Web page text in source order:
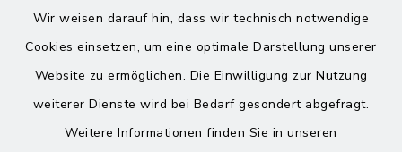
Wir weisen darauf hin, dass wir technisch notwendige
Cookies einsetzen, um eine optimale Darstellung unserer
Website zu ermöglichen. Die Einwilligung zur Nutzung
weiterer Dienste wird bei Bedarf gesondert abgefragt.
Weitere Informationen finden Sie in unseren
Barrierefreiheit